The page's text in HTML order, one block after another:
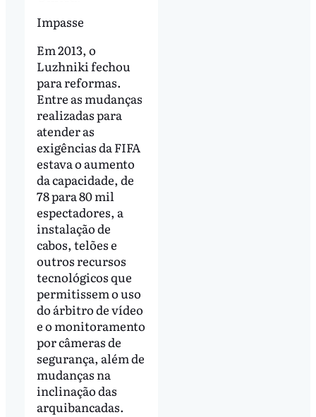
Impasse
Em 2013, o
Luzhniki fechou
para reformas.
Entre as mudanças
realizadas para
atender as
exigências da FIFA
estava o aumento
da capacidade, de
78 para 80 mil
espectadores, a
instalação de
cabos, telões e
outros recursos
tecnológicos que
permitissem o uso
do árbitro de vídeo
e o monitoramento
por câmeras de
segurança, além de
mudanças na
inclinação das
arquibancadas.